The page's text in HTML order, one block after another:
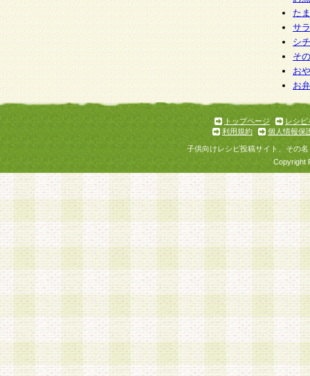
た
サ
シ
そ
お
お
トップページ
レシピ
利用規約
個人情報保
子供向けレシピ投稿サイト、その
Copyright